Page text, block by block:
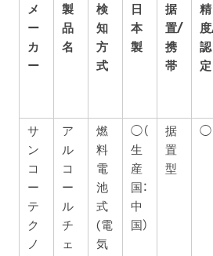
メ
ー
カ
ー
製
品
名
検
知
方
式
日
本
製
据
置/
携
帯
精
認
定
サ
ン
コ
ー
テ
ク
ノ
ア
ル
コ
ー
ル
チ
ェ
燃
料
電
池
式
(電
気
◯（
生
産
国：
中
国）
据
置
型
◯